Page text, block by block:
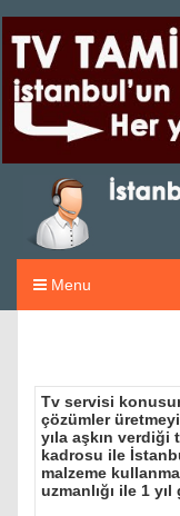
Menu
Tv servisi
çözümler
yıla aşkın verdiği
kadrosu ile
malzeme
uzmanlığı ile 1